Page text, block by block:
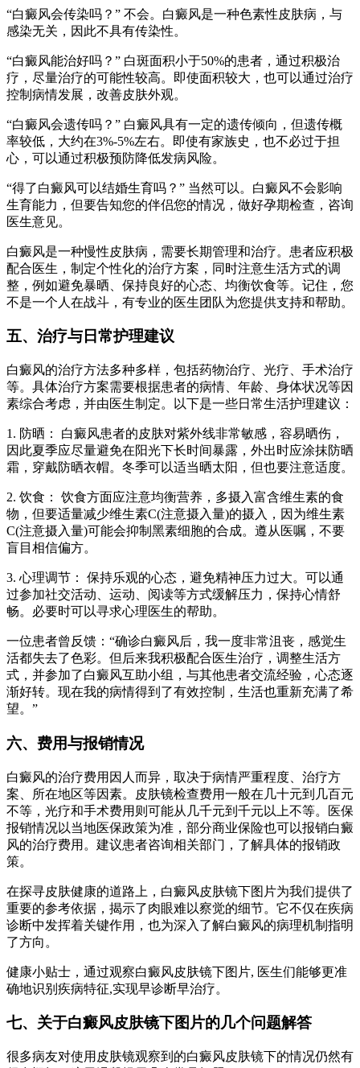
“白癜风会传染吗？” 不会。白癜风是一种色素性皮肤病，与
感染无关，因此不具有传染性。
“白癜风能治好吗？” 白斑面积小于50%的患者，通过积极治
疗，尽量治疗的可能性较高。即使面积较大，也可以通过治疗
控制病情发展，改善皮肤外观。
“白癜风会遗传吗？” 白癜风具有一定的遗传倾向，但遗传概
率较低，大约在3%-5%左右。即使有家族史，也不必过于担
心，可以通过积极预防降低发病风险。
“得了白癜风可以结婚生育吗？” 当然可以。白癜风不会影响
生育能力，但要告知您的伴侣您的情况，做好孕期检查，咨询
医生意见。
白癜风是一种慢性皮肤病，需要长期管理和治疗。患者应积极
配合医生，制定个性化的治疗方案，同时注意生活方式的调
整，例如避免暴晒、保持良好的心态、均衡饮食等。记住，您
不是一个人在战斗，有专业的医生团队为您提供支持和帮助。
五、治疗与日常护理建议
白癜风的治疗方法多种多样，包括药物治疗、光疗、手术治疗
等。具体治疗方案需要根据患者的病情、年龄、身体状况等因
素综合考虑，并由医生制定。以下是一些日常生活护理建议：
1. 防晒： 白癜风患者的皮肤对紫外线非常敏感，容易晒伤，
因此夏季应尽量避免在阳光下长时间暴露，外出时应涂抹防晒
霜，穿戴防晒衣帽。冬季可以适当晒太阳，但也要注意适度。
2. 饮食： 饮食方面应注意均衡营养，多摄入富含维生素的食
物，但要适量减少维生素C(注意摄入量)的摄入，因为维生素
C(注意摄入量)可能会抑制黑素细胞的合成。遵从医嘱，不要
盲目相信偏方。
3. 心理调节： 保持乐观的心态，避免精神压力过大。可以通
过参加社交活动、运动、阅读等方式缓解压力，保持心情舒
畅。必要时可以寻求心理医生的帮助。
一位患者曾反馈：“确诊白癜风后，我一度非常沮丧，感觉生
活都失去了色彩。但后来我积极配合医生治疗，调整生活方
式，并参加了白癜风互助小组，与其他患者交流经验，心态逐
渐好转。现在我的病情得到了有效控制，生活也重新充满了希
望。”
六、费用与报销情况
白癜风的治疗费用因人而异，取决于病情严重程度、治疗方
案、所在地区等因素。皮肤镜检查费用一般在几十元到几百元
不等，光疗和手术费用则可能从几千元到千元以上不等。医保
报销情况以当地医保政策为准，部分商业保险也可以报销白癜
风的治疗费用。建议患者咨询相关部门，了解具体的报销政
策。
在探寻皮肤健康的道路上，白癜风皮肤镜下图片为我们提供了
重要的参考依据，揭示了肉眼难以察觉的细节。它不仅在疾病
诊断中发挥着关键作用，也为深入了解白癜风的病理机制指明
了方向。
健康小贴士，通过观察白癜风皮肤镜下图片, 医生们能够更准
确地识别疾病特征,实现早诊断早治疗。
七、关于白癜风皮肤镜下图片的几个问题解答
很多病友对使用皮肤镜观察到的白癜风皮肤镜下的情况仍然有